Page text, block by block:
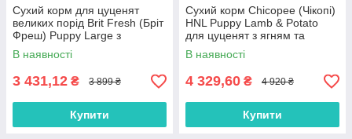
Сухий корм для цуценят
великих порід Brit Fresh (Бріт
Фреш) Puppy Large з
яловичиною та гарбузом 12
кг
В наявності
3 431,12 ₴ 3 899 ₴
Купити
Сухий корм Chicopee (Чікопі)
HNL Puppy Lamb & Potato
для цуценят з ягням та
картоплею 12 кг
В наявності
4 329,60 ₴ 4 920 ₴
Купити